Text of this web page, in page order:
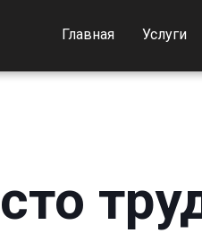
Главная Услуги